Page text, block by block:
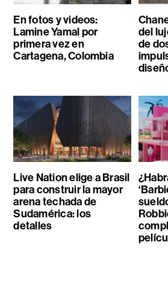
En fotos y videos:
Lamine Yamal por
primera vez en
Cartagena, Colombia
del
de
Live Nation elige a Brasil
para construir la mayor
arena techada de
Sudamérica: los
detalles